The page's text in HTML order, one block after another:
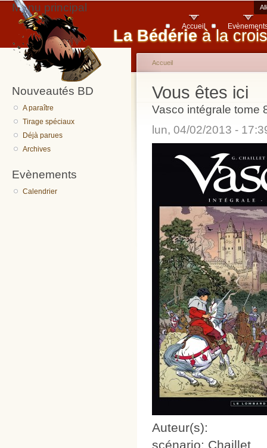
La Bédérie à la
Menu principal
Accueil
Nouveautés BD
A paraître
Tirage spéciaux
Déjà parues
Archives
Evènements
Calendrier
Vous êtes ici
Accueil
Vasco intégrale tome
lun, 04/02/2013 -
Auteur(s):
scénario: Chaillet